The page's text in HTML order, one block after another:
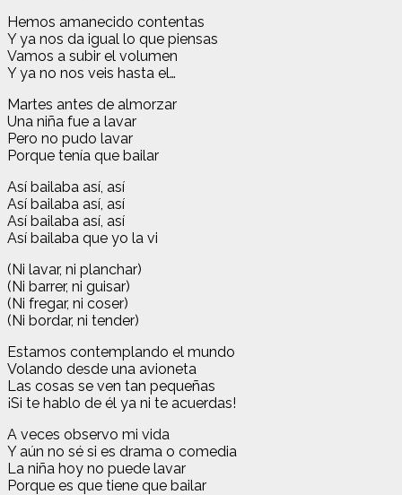
Hemos amanecido contentas
Y ya nos da igual lo que piensas
Vamos a subir el volumen
Y ya no nos veis hasta el…
Martes antes de almorzar
Una niña fue a lavar
Pero no pudo lavar
Porque tenía que bailar
Así bailaba así, así
Así bailaba así, así
Así bailaba así, así
Así bailaba que yo la vi
(Ni lavar, ni planchar)
(Ni barrer, ni guisar)
(Ni fregar, ni coser)
(Ni bordar, ni tender)
Estamos contemplando el mundo
Volando desde una avioneta
Las cosas se ven tan pequeñas
¡Si te hablo de él ya ni te acuerdas!
A veces observo mi vida
Y aún no sé si es drama o comedia
La niña hoy no puede lavar
Porque es que tiene que bailar